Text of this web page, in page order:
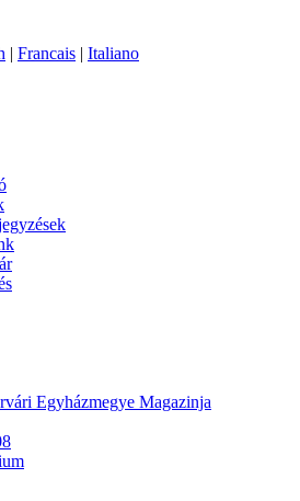
| Francais | Italiano
Egyházmegye Magazinja